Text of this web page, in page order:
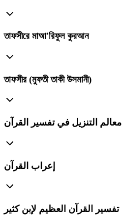
তাফসীরে মাআ'রিফুল কুরআন
তাফসীর (মুফতী তাকী উসমানী)
معالم التنزيل في تفسير القرآن
إعراب القرآن
تفسير القرآن العظيم لإبن كثير